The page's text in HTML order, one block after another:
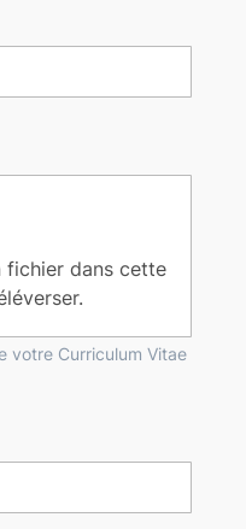
fichier dans cette
votre Curriculum Vitae